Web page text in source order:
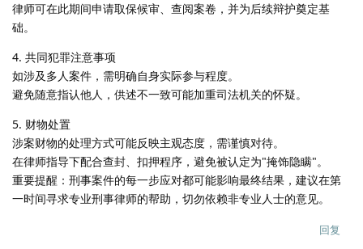
律师可在此期间申请取保候审、查阅案卷，并为后续辩护奠定基
础。
​​4. 共同犯罪注意事项​​
如涉及多人案件，需明确自身实际参与程度。
避免随意指认他人，供述不一致可能加重司法机关的怀疑。
​​5. 财物处置​​
涉案财物的处理方式可能反映主观态度，需谨慎对待。
在律师指导下配合查封、扣押程序，避免被认定为"掩饰隐瞒"。
​​重要提醒​​：刑事案件的每一步应对都可能影响最终结果，建议在第
一时间寻求专业刑事律师的帮助，切勿依赖非专业人士的意见。
回复